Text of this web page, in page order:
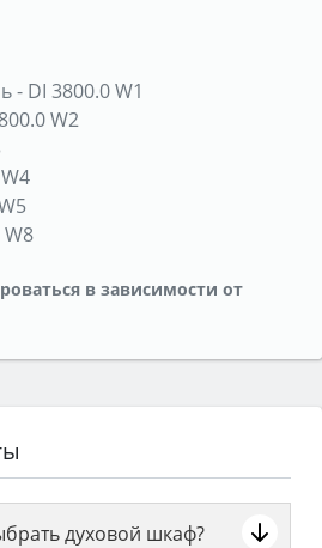
- DI 3800.0 W1
W2
W8
в зависимости от
духовой шкаф?